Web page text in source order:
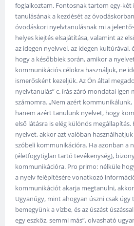
foglalkoztam. Fontosnak tartom egy-két
tanulásának a kezdését az
óvodáskori nyelvtanulásnak mi a
helyes kiejtés elsajátítása, valamint az
az idegen nyelvvel, az idegen kultúrával,
hogy a későbbiek során, amikor a
kommunikációs célokra használjuk, ne
ismerősként kezeljük. Az Ön által
nyelvtanulás” c. írás záró mondatai igen
számomra. „Nem azért
hanem azért tanulunk nyelvet, hogy
első látásra is elég különös
nyelvet, akkor azt valóban
szóbeli kommunikációra. Ha azonban a
(életfogytiglan tartó tevékenység),
kommunikációra. Pro primo: nélküle
a nyelv felépítésére vonatkozó
kommunikációt akarja megtanulni,
Ugyanúgy, mint ahogyan úszni csak
bemegyünk a vízbe, és az úszást
egy eszköz, semmi más”, olvasható